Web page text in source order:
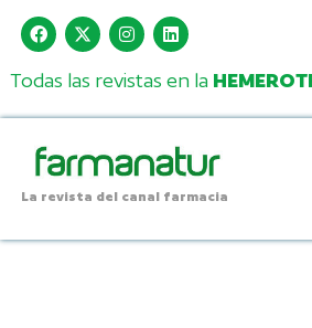
Todas las revistas en la
La revista del canal farmacia